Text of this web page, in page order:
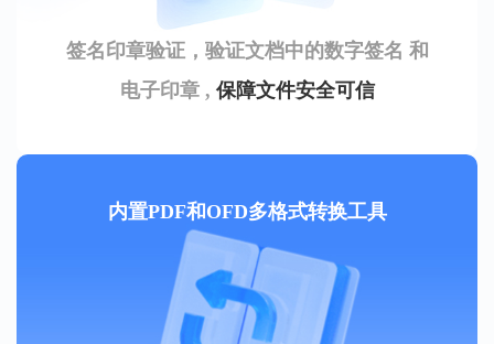
签名印章验证，验证文档中的数字签名 和
电子印章 , 保障文件安全可信
内置PDF和OFD多格式转换工具